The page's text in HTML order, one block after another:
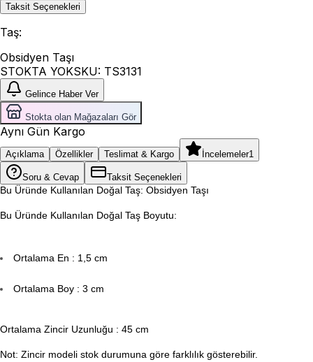
Taksit Seçenekleri
Taş:
Obsidyen Taşı
STOKTA YOKSKU: TS3131
Gelince Haber Ver
Stokta olan Mağazaları Gör
Aynı Gün Kargo
Açıklama Özellikler Teslimat & Kargo İncelemeler1
Soru & Cevap Taksit Seçenekleri
Bu Üründe Kullanılan Doğal Taş: Obsidyen Taşı
Bu Üründe Kullanılan Doğal Taş Boyutu:
Ortalama En : 1,5 cm
Ortalama Boy : 3 cm
Ortalama Zincir Uzunluğu : 45 cm
Not: Zincir modeli stok durumuna göre farklılık gösterebilir.